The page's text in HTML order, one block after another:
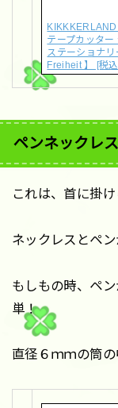
テープカッタ
ステーショナ
Freiheit 】 [税
ペンネックレス
これは、首に掛け
ネックレスとペ
もしもの時、ペ
単！
直径６ｍｍの筒